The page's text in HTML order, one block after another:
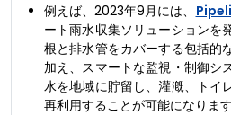
例えば、2023年9月には、
ート雨水収集ソリューションを
根と排水管をカバーする包括的
加え、スマートな監視・制御シ
水を地域に貯留し、灌漑、トイ
再利用することが可能になります